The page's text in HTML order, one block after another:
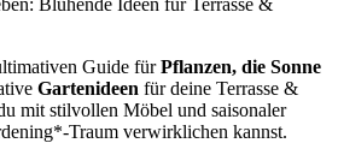
Guide fürPflanzen, die Sonne
Gartenideen für deine Terrasse &
mit stilvollen Möbel und saisonaler
Traum verwirklichen kannst.